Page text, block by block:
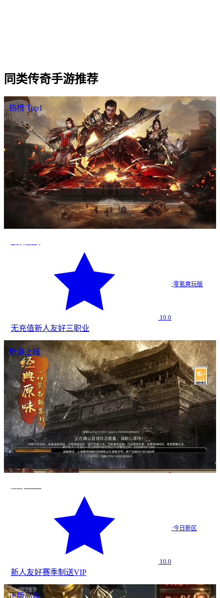
同类传奇手游推荐
热榜 Top1
10.0
·零氪爽玩版
无充值新人友好三职业
新游上线
10.0
·今日新区
新人友好赛季制 送VIP
正版高爆